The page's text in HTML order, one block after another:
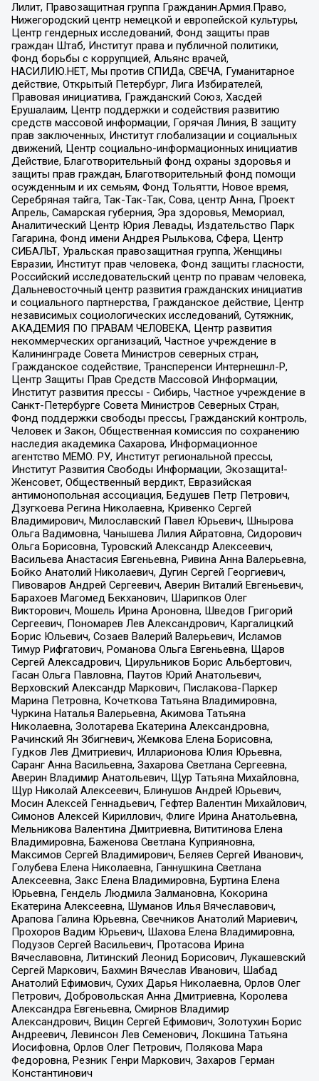
Лилит, Правозащитная группа Гражданин.Армия.Право,
Нижегородский центр немецкой и европейской культуры,
Центр гендерных исследований, Фонд защиты прав
граждан Штаб, Институт права и публичной политики,
Фонд борьбы с коррупцией, Альянс врачей,
НАСИЛИЮ.НЕТ, Мы против СПИДа, СВЕЧА, Гуманитарное
действие, Открытый Петербург, Лига Избирателей,
Правовая инициатива, Гражданский Союз, Хасдей
Ерушалаим, Центр поддержки и содействия развитию
средств массовой информации, Горячая Линия, В защиту
прав заключенных, Институт глобализации и социальных
движений, Центр социально-информационных инициатив
Действие, Благотворительный фонд охраны здоровья и
защиты прав граждан, Благотворительный фонд помощи
осужденным и их семьям, Фонд Тольятти, Новое время,
Серебряная тайга, Так-Так-Так, Сова, центр Анна, Проект
Апрель, Самарская губерния, Эра здоровья, Мемориал,
Аналитический Центр Юрия Левады, Издательство Парк
Гагарина, Фонд имени Андрея Рылькова, Сфера, Центр
СИБАЛЬТ, Уральская правозащитная группа, Женщины
Евразии, Институт прав человека, Фонд защиты гласности,
Российский исследовательский центр по правам человека,
Дальневосточный центр развития гражданских инициатив
и социального партнерства, Гражданское действие, Центр
независимых социологических исследований, Сутяжник,
АКАДЕМИЯ ПО ПРАВАМ ЧЕЛОВЕКА, Центр развития
некоммерческих организаций, Частное учреждение в
Калининграде Совета Министров северных стран,
Гражданское содействие, Трансперенси Интернешнл-Р,
Центр Защиты Прав Средств Массовой Информации,
Институт развития прессы - Сибирь, Частное учреждение в
Санкт-Петербурге Совета Министров Северных Стран,
Фонд поддержки свободы прессы, Гражданский контроль,
Человек и Закон, Общественная комиссия по сохранению
наследия академика Сахарова, Информационное
агентство МЕМО. РУ, Институт региональной прессы,
Институт Развития Свободы Информации, Экозащита!-
Женсовет, Общественный вердикт, Евразийская
антимонопольная ассоциация, Бедушев Петр Петрович,
Дзугкоева Регина Николаевна, Кривенко Сергей
Владимирович, Милославский Павел Юрьевич, Шнырова
Ольга Вадимовна, Чанышева Лилия Айратовна, Сидорович
Ольга Борисовна, Туровский Александр Алексеевич,
Васильева Анастасия Евгеньевна, Ривина Анна Валерьевна,
Бойко Анатолий Николаевич, Дугин Сергей Георгиевич,
Пивоваров Андрей Сергеевич, Аверин Виталий Евгеньевич,
Барахоев Магомед Бекханович, Шарипков Олег
Викторович, Мошель Ирина Ароновна, Шведов Григорий
Сергеевич, Пономарев Лев Александрович, Каргалицкий
Борис Юльевич, Созаев Валерий Валерьевич, Исламов
Тимур Рифгатович, Романова Ольга Евгеньевна, Щаров
Сергей Алексадрович, Цирульников Борис Альбертович,
Гасан Ольга Павловна, Паутов Юрий Анатольевич,
Верховский Александр Маркович, Пислакова-Паркер
Марина Петровна, Кочеткова Татьяна Владимировна,
Чуркина Наталья Валерьевна, Акимова Татьяна
Николаевна, Золотарева Екатерина Александровна,
Рачинский Ян Збигневич, Жемкова Елена Борисовна,
Гудков Лев Дмитриевич, Илларионова Юлия Юрьевна,
Саранг Анна Васильевна, Захарова Светлана Сергеевна,
Аверин Владимир Анатольевич, Щур Татьяна Михайловна,
Щур Николай Алексеевич, Блинушов Андрей Юрьевич,
Мосин Алексей Геннадьевич, Гефтер Валентин Михайлович,
Симонов Алексей Кириллович, Флиге Ирина Анатольевна,
Мельникова Валентина Дмитриевна, Вититинова Елена
Владимировна, Баженова Светлана Куприяновна,
Максимов Сергей Владимирович, Беляев Сергей Иванович,
Голубева Елена Николаевна, Ганнушкина Светлана
Алексеевна, Закс Елена Владимировна, Буртина Елена
Юрьевна, Гендель Людмила Залмановна, Кокорина
Екатерина Алексеевна, Шуманов Илья Вячеславович,
Арапова Галина Юрьевна, Свечников Анатолий Мариевич,
Прохоров Вадим Юрьевич, Шахова Елена Владимировна,
Подузов Сергей Васильевич, Протасова Ирина
Вячеславовна, Литинский Леонид Борисович, Лукашевский
Сергей Маркович, Бахмин Вячеслав Иванович, Шабад
Анатолий Ефимович, Сухих Дарья Николаевна, Орлов Олег
Петрович, Добровольская Анна Дмитриевна, Королева
Александра Евгеньевна, Смирнов Владимир
Александрович, Вицин Сергей Ефимович, Золотухин Борис
Андреевич, Левинсон Лев Семенович, Локшина Татьяна
Иосифовна, Орлов Олег Петрович, Полякова Мара
Федоровна, Резник Генри Маркович, Захаров Герман
Константинович